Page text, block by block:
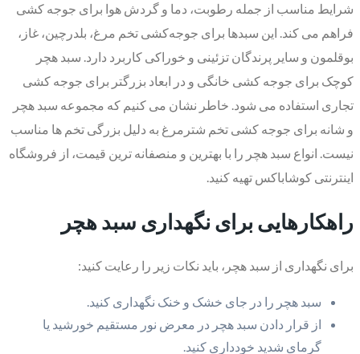
شرایط مناسب از جمله رطوبت، دما و گردش هوا برای جوجه کشی
فراهم می کند. این سبدها برای جوجه‌کشی تخم مرغ، بلدرچین، غاز،
بوقلمون و سایر پرندگان تزئینی و خوراکی کاربرد دارد. سبد هچر
کوچک برای جوجه کشی خانگی و در ابعاد بزرگتر برای جوجه کشی
تجاری استفاده می شود. خاطر نشان می کنیم که مجموعه سبد هچر
و شانه برای جوجه کشی تخم شترمرغ به دلیل بزرگی تخم ها مناسب
نیست. انواع سبد هچر را با بهترین و منصفانه ترین قیمت، از فروشگاه
اینترنتی کوشاباکس تهیه کنید.
راهکارهایی برای نگهداری سبد هچر
برای نگهداری از سبد هچر، باید نکات زیر را رعایت کنید:
سبد هچر را در جای خشک و خنک نگهداری کنید.
از قرار دادن سبد هچر در معرض نور مستقیم خورشید یا
گرمای شدید خودداری کنید.